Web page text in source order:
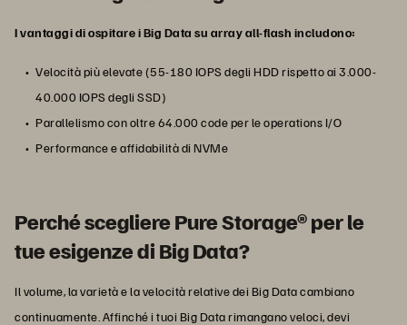
I vantaggi di ospitare i Big Data su array all-flash includono:
Velocità più elevate (55-180 IOPS degli HDD rispetto ai 3.000-
40.000 IOPS degli SSD)
Parallelismo con oltre 64.000 code per le operations I/O
Performance e affidabilità di NVMe
Perché scegliere Pure Storage® per le
tue esigenze di Big Data?
Il volume, la varietà e la velocità relative dei Big Data cambiano
continuamente. Affinché i tuoi Big Data rimangano veloci, devi